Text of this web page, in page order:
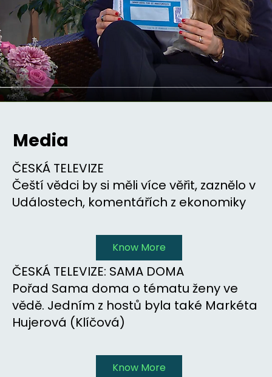
Media
ČESKÁ TELEVIZE
Čeští vědci by si měli více věřit, zaznělo v
Událostech, komentářích z ekonomiky
Know More
ČESKÁ TELEVIZE: SAMA DOMA
Pořad Sama doma o tématu ženy ve
vědě. Jedním z hostů byla také Markéta
Hujerová (Klíčová)
Know More